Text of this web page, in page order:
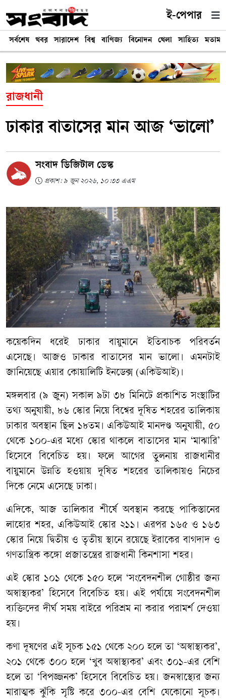
ই-পেপার
সর্বশেষ খবর সারাদেশ বিশ্ব বাণিজ্য বিনোদন খেলা সাহিত্য মতামত
রাজধানী
ঢাকার বাতাসের মান আজ ‘ভালো’
সংবাদ ডিজিটাল ডেস্ক
প্রকাশ: ৯ জুন ২০২৬, ১০:৩৩ এএম
কয়েকদিন ধরেই ঢাকার বায়ুমানে ইতিবাচক পরিবর্তন
এসেছে। আজও ঢাকার বাতাসের মান ভালো। এমনটাই
জানিয়েছে এয়ার কোয়ালিটি ইনডেক্স (একিউআই)।
মঙ্গলবার (৯ জুন) সকাল ৯টা ৩৮ মিনিটে প্রকাশিত সংস্থাটির
তথ্য অনুযায়ী, ৮৬ স্কোর নিয়ে বিশ্বের দূষিত শহরের তালিকায়
ঢাকার অবস্থান ছিল ১৮তম। একিউআই মানদণ্ড অনুযায়ী, ৫০
থেকে ১০০-এর মধ্যে স্কোর থাকলে বাতাসের মান ‘মাঝারি’
হিসেবে বিবেচিত হয়। ফলে আগের তুলনায় রাজধানীর
বায়ুমানে উন্নতি হওয়ায় দূষিত শহরের তালিকায়ও নিচের
দিকে নেমে এসেছে ঢাকা।
এদিকে, আজ তালিকার শীর্ষে অবস্থান করছে পাকিস্তানের
লাহোর শহর, একিউআই স্কোর ২১১। এরপর ১৬৫ ও ১৬৩
স্কোর নিয়ে দ্বিতীয় ও তৃতীয় স্থানে রয়েছে ইরাকের বাগদাদ ও
গণতান্ত্রিক কঙ্গো প্রজাতন্ত্রের রাজধানী কিনশাসা শহর।
এই স্কোর ১০১ থেকে ১৫০ হলে ‘সংবেদনশীল গোষ্ঠীর জন্য
অস্বাস্থ্যকর’ হিসেবে বিবেচিত হয়। এই পর্যায়ে সংবেদনশীল
ব্যক্তিদের দীর্ঘ সময় বাইরে পরিশ্রম না করার পরামর্শ দেওয়া
হয়।
কণা দূষণের এই সূচক ১৫১ থেকে ২০০ হলে তা ‘অস্বাস্থ্যকর’,
২০১ থেকে ৩০০ হলে ‘খুব অস্বাস্থ্যকর’ এবং ৩০১-এর বেশি
হলে তা ‘বিপজ্জনক’ হিসেবে বিবেচিত হয়। জনস্বাস্থ্যের জন্য
মারাত্মক ঝুঁকি সৃষ্টি করে ৩০০-এর বেশি যেকোনো সূচক।